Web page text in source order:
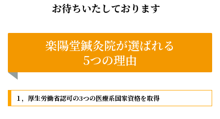
お待ちいたしております
楽陽堂鍼灸院が選ばれる
5つの理由
１，厚生労働省認可の3つの医療系国家資格を取得